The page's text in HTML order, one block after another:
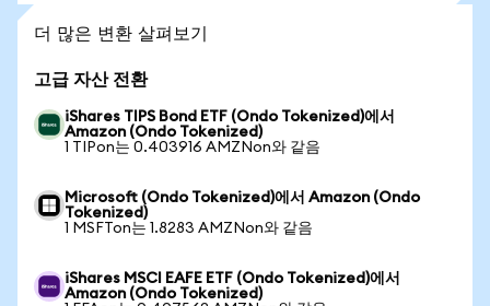
더 많은 변환 살펴보기
고급 자산 전환
iShares TIPS Bond ETF (Ondo Tokenized)에서
Amazon (Ondo Tokenized)
1 TIPon는 0.403916 AMZNon와 같음
Microsoft (Ondo Tokenized)에서 Amazon (Ondo
Tokenized)
1 MSFTon는 1.8283 AMZNon와 같음
iShares MSCI EAFE ETF (Ondo Tokenized)에서
Amazon (Ondo Tokenized)